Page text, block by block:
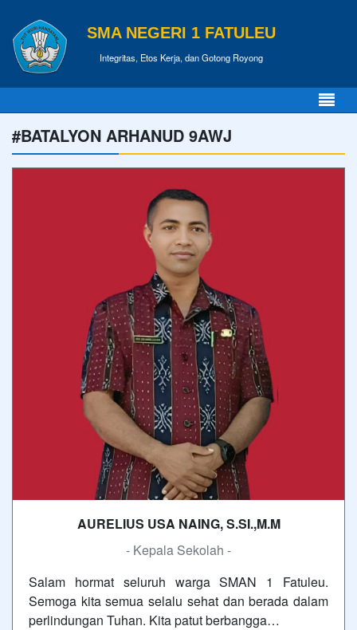
SMA NEGERI 1 FATULEU
Integritas, Etos Kerja, dan Gotong Royong
#BATALYON ARHANUD 9AWJ
AURELIUS USA NAING, S.SI.,M.M
- Kepala Sekolah -
Salam hormat seluruh warga SMAN 1 Fatuleu.
Semoga kita semua selalu sehat dan berada dalam
perlindungan Tuhan. Kita patut berbangga…